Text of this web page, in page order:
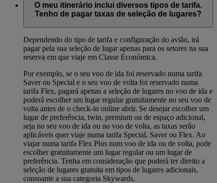
O meu itinerário inclui diversos tipos de tarifa.
Tenho de pagar taxas de seleção de lugares?
Dependendo do tipo de tarifa e configuração do avião, irá
pagar pela sua seleção de lugar apenas para os setores na sua
reserva em que viaje em Classe Económica.
Por exemplo, se o seu voo de ida foi reservado numa tarifa
Saver ou Special e o seu voo de volta foi reservado numa
tarifa Flex, pagará apenas a seleção de lugares no voo de ida e
poderá escolher um lugar regular gratuitamente no seu voo de
volta antes de o check-in online abrir. Se desejar escolher um
lugar de preferência, twin, premium ou de espaço adicional,
seja no seu voo de ida ou no voo de volta, as taxas serão
aplicáveis quer viaje numa tarifa Special, Saver ou Flex. Ao
viajar numa tarifa Flex Plus num voo de ida ou de volta, pode
escolher gratuitamente um lugar regular ou um lugar de
preferência. Tenha em consideração que poderá ter direito a
seleção de lugares gratuita em tipos de lugares adicionais,
consoante a sua categoria Skywards.